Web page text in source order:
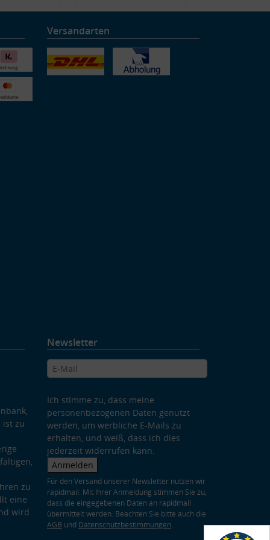
Versandarten
ist zu
zu
eine
wird
Newsletter
Ich stimme zu, dass meine
personenbezogenen Daten genutzt
werden, um werbliche E-Mails zu
erhalten, und weiß, dass ich dies
jederzeit widerrufen kann.
Anmelden
Für den Versand unserer Newsletter nutzen wir
rapidmail. Mit Ihrer Anmeldung stimmen Sie zu,
dass die eingegebenen Daten an rapidmail
übermittelt werden. Beachten Sie bitte auch die
AGB und Datenschutzbestimmungen.